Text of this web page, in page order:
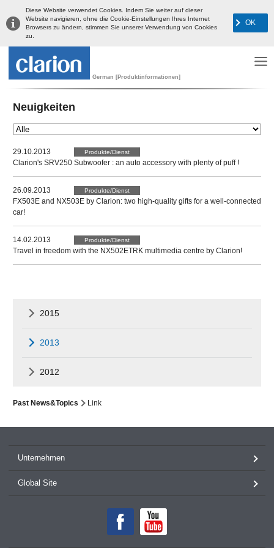
Diese Website verwendet Cookies. Indem Sie weiter auf dieser
Website navigieren, ohne die Cookie-Einstellungen Ihres Internet
Browsers zu ändern, stimmen Sie unserer Verwendung von Cookies
zu.
OK
German [Produktinformationen]
Neuigkeiten
29.10.2013 Produkte/Dienst
Clarion's SRV250 Subwoofer : an auto accessory with plenty of puff !
26.09.2013 Produkte/Dienst
FX503E and NX503E by Clarion: two high-quality gifts for a well-connected
car!
14.02.2013 Produkte/Dienst
Travel in freedom with the NX502ETRK multimedia centre by Clarion!
2015
2013
2012
Past News&Topics Link
Unternehmen
Global Site